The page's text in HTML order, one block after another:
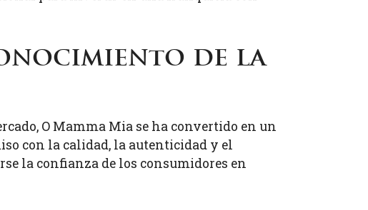
de la
O Mamma Mia se ha convertido en un
con la calidad, la autenticidad y el
la confianza de los consumidores en